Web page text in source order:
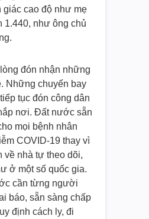
giác cao độ như mẹ
1.440, như ông chủ
đón nhận những
Những chuyến bay
tục đón công dân
nơi. Đất nước sẵn
mọi bệnh nhân
COVID-19 thay vì
về nhà tự theo dõi,
ở một số quốc gia.
cần từng người
báo, sẵn sàng chấp
định cách ly, đi